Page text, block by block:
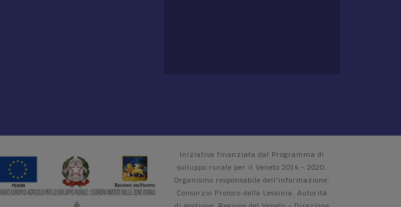
Iniziativa finanziata dal Programma di
sviluppo rurale per il Veneto 2014 - 2020.
Organismo responsabile dell'informazione:
Consorzio Proloco della Lessinia. Autorità